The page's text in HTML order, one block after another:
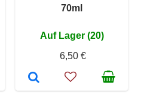
70ml
Auf Lager (20)
6,50 €